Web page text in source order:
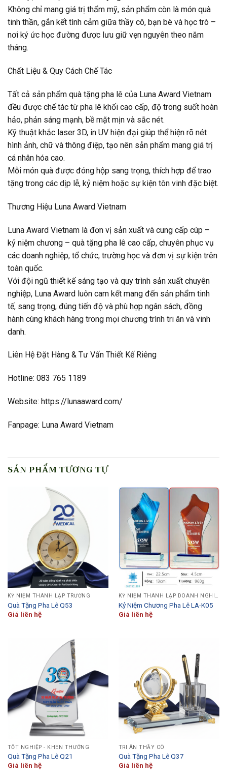
Không chỉ mang giá trị thẩm mỹ, sản phẩm còn là món quà
tinh thần, gắn kết tình cảm giữa thầy cô, bạn bè và học trò –
nơi ký ức học đường được lưu giữ vẹn nguyên theo năm
tháng.
Chất Liệu & Quy Cách Chế Tác
Tất cả sản phẩm quà tặng pha lê của Luna Award Vietnam
đều được chế tác từ pha lê khối cao cấp, độ trong suốt hoàn
hảo, phản sáng mạnh, bề mặt mịn và sắc nét.
Kỹ thuật khắc laser 3D, in UV hiện đại giúp thể hiện rõ nét
hình ảnh, chữ và thông điệp, tạo nên sản phẩm mang giá trị
cá nhân hóa cao.
Mỗi món quà được đóng hộp sang trọng, thích hợp để trao
tặng trong các dịp lễ, kỷ niệm hoặc sự kiện tôn vinh đặc biệt.
Thương Hiệu Luna Award Vietnam
Luna Award Vietnam là đơn vị sản xuất và cung cấp cúp –
kỷ niệm chương – quà tặng pha lê cao cấp, chuyên phục vụ
các doanh nghiệp, tổ chức, trường học và đơn vị sự kiện trên
toàn quốc.
Với đội ngũ thiết kế sáng tạo và quy trình sản xuất chuyên
nghiệp, Luna Award luôn cam kết mang đến sản phẩm tinh
tế, sang trọng, đúng tiến độ và phù hợp ngân sách, đồng
hành cùng khách hàng trong mọi chương trình tri ân và vinh
danh.
Liên Hệ Đặt Hàng & Tư Vấn Thiết Kế Riêng
Hotline: 083 765 1189
Website: https://lunaaward.com/
Fanpage: Luna Award Vietnam
SẢN PHẨM TƯƠNG TỰ
KỶ NIỆM THÀNH LẬP TRƯỜNG
Quà Tặng Pha Lê Q53
Giá liên hệ
KỶ NIỆM THÀNH LẬP DOANH NGHIỆP
Kỷ Niệm Chương Pha Lê LA-K05
Giá liên hệ
TỐT NGHIỆP - KHEN THƯỞNG
Quà Tặng Pha Lê Q21
Giá liên hệ
TRI ÂN THẦY CÔ
Quà Tặng Pha Lê Q37
Giá liên hệ